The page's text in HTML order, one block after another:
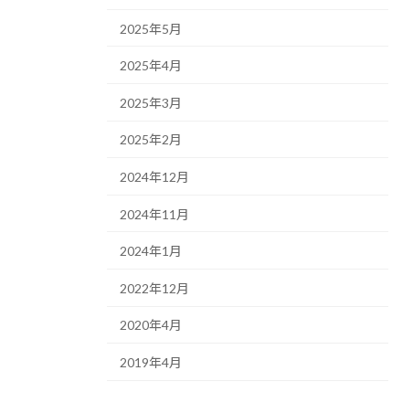
2025年5月
2025年4月
2025年3月
2025年2月
2024年12月
2024年11月
2024年1月
2022年12月
2020年4月
2019年4月